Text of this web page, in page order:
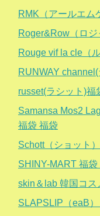
RMK（アールエム
Roger&Row（ロ
Rouge vif la cle（
RUNWAY
russet(ラシット)福
Samansa Mos2
福袋 福袋
Schott（ショット
SHINY-MART 福袋
skin＆lab 韓国コス
SLAPSLIP（eaB